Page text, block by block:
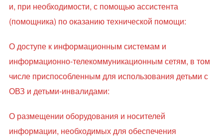
и, при необходимости, с помощью ассистента
(помощника) по оказанию технической помощи:
О доступе к информационным системам и
информационно-телекоммуникационным сетям, в том
числе приспособленным для использования детьми с
ОВЗ и детьми-инвалидами:
О размещении оборудования и носителей
информации, необходимых для обеспечения